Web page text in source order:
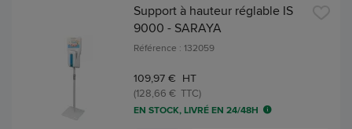
Support à hauteur réglable IS
9000 - SARAYA
Référence : 132059
109,97 € HT
(128,66 € TTC)
EN STOCK, LIVRÉ EN 24/48H